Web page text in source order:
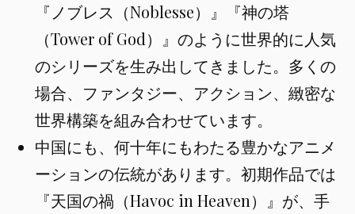
『ノブレス（Noblesse）』『神の塔
（Tower of God）』のように世界的に人気
のシリーズを生み出してきました。多くの
場合、ファンタジー、アクション、緻密な
世界構築を組み合わせています。
中国にも、何十年にもわたる豊かなアニメ
ーションの伝統があります。初期作品では
『天国の禍（Havoc in Heaven）』が、手